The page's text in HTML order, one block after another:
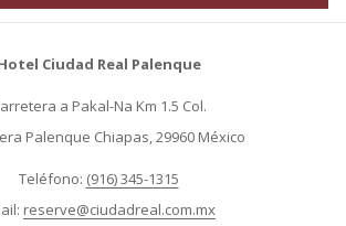
Ciudad Real Palenque
a Pakal-Na Km 1.5 Col.
Palenque Chiapas, 29960 México
Teléfono: (916) 345-1315
reserve@ciudadreal.com.mx